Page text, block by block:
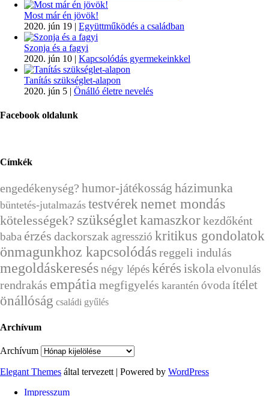
Most már én jövök!
2020. jún 19 | Együttműködés a családban
Szonja és a fagyi
2020. jún 10 | Kapcsolódás gyermekeinkkel
Tanítás szükséglet-alapon
2020. jún 5 | Önálló életre nevelés
Facebook oldalunk
Címkék
engedékenység? humor-játékosság házimunka
büntetés-jutalmazás testvéreknemet mondás
kötelességek? szükségletkamaszkorkezdőként
baba érzés dackorszakagresszió kritikus gondolatok
önmagunkhoz kapcsolódásreggeli indulás
megoldáskeresésnégy lépéskérés iskolaelvonulás
rendrakás empátia megfigyelés karantén óvodaítélet
önállóság családi gyűlés
Archívum
Archívum
Elegant Themes által tervezett | Powered by WordPress
Impresszum